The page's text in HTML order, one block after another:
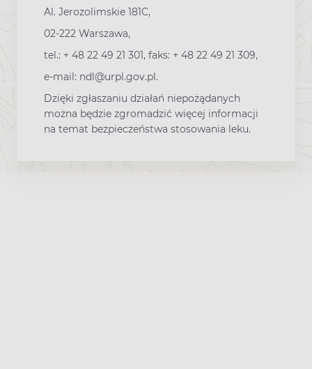
Al. Jerozolimskie 181C,
02-222 Warszawa,
tel.: + 48 22 49 21 301, faks: + 48 22 49 21 309,
e-mail: ndl@urpl.gov.pl.
Dzięki zgłaszaniu działań niepożądanych
można będzie zgromadzić więcej informacji
na temat bezpieczeństwa stosowania leku.